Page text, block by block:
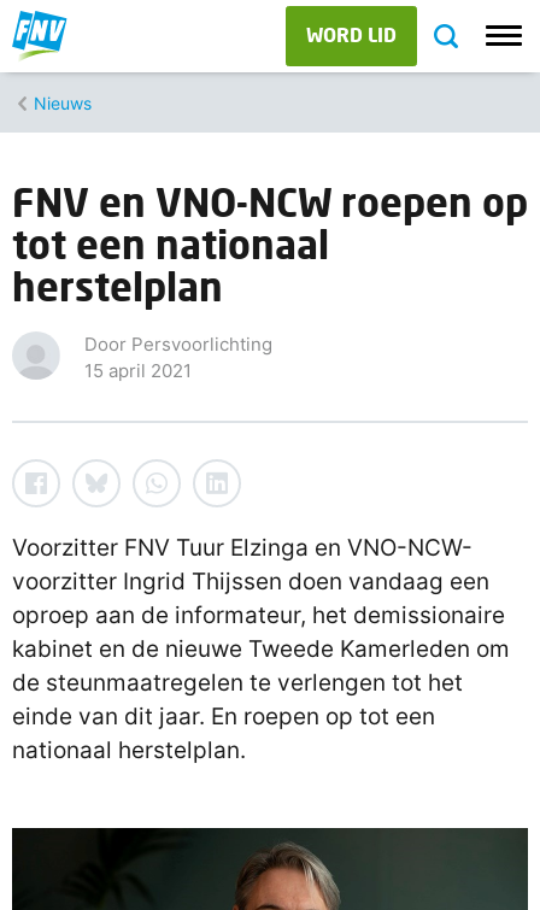
WORD LID
Nieuws
FNV en VNO-NCW roepen op
tot een nationaal
herstelplan
Door Persvoorlichting
15 april 2021
Voorzitter FNV Tuur Elzinga en VNO-NCW-
voorzitter Ingrid Thijssen doen vandaag een
oproep aan de informateur, het demissionaire
kabinet en de nieuwe Tweede Kamerleden om
de steunmaatregelen te verlengen tot het
einde van dit jaar. En roepen op tot een
nationaal herstelplan.